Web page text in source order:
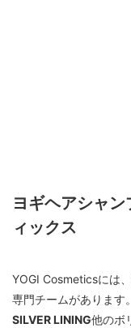
ヨギヘアシャ
ィックス
YOGI Cosmeticsには
専門チームがあります。
SILVER LINING他のボ